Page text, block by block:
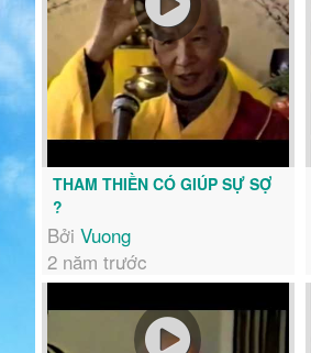
THAM THIỀN CÓ GIÚP SỰ SỢ
?
Bởi Vuong
2 năm trước